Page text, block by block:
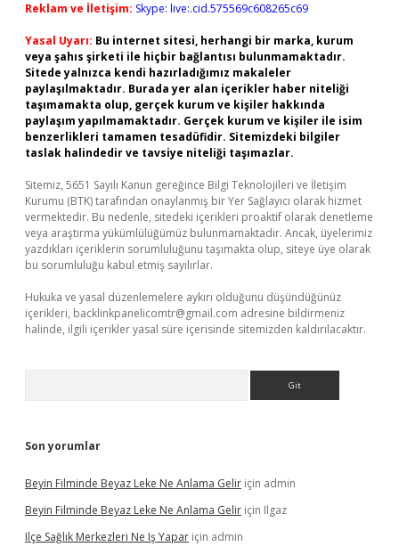
Reklam ve İletişim: Skype: live:.cid.575569c608265c69
Yasal Uyarı: Bu internet sitesi, herhangi bir marka, kurum
veya şahıs şirketi ile hiçbir bağlantısı bulunmamaktadır.
Sitede yalnızca kendi hazırladığımız makaleler
paylaşılmaktadır. Burada yer alan içerikler haber niteliği
taşımamakta olup, gerçek kurum ve kişiler hakkında
paylaşım yapılmamaktadır. Gerçek kurum ve kişiler ile isim
benzerlikleri tamamen tesadüfidir. Sitemizdeki bilgiler
taslak halindedir ve tavsiye niteliği taşımazlar.
Sitemiz, 5651 Sayılı Kanun gereğince Bilgi Teknolojileri ve İletişim
Kurumu (BTK) tarafından onaylanmış bir Yer Sağlayıcı olarak hizmet
vermektedir. Bu nedenle, sitedeki içerikleri proaktif olarak denetleme
veya araştırma yükümlülüğümüz bulunmamaktadır. Ancak, üyelerimiz
yazdıkları içeriklerin sorumluluğunu taşımakta olup, siteye üye olarak
bu sorumluluğu kabul etmiş sayılırlar.
Hukuka ve yasal düzenlemelere aykırı olduğunu düşündüğünüz
içerikleri, backlinkpanelicomtr@gmail.com adresine bildirmeniz
halinde, ilgili içerikler yasal süre içerisinde sitemizden kaldırılacaktır.
Son yorumlar
Beyin Filminde Beyaz Leke Ne Anlama Gelir için admin
Beyin Filminde Beyaz Leke Ne Anlama Gelir için Ilgaz
Ilçe Sağlık Merkezleri Ne Iş Yapar için admin